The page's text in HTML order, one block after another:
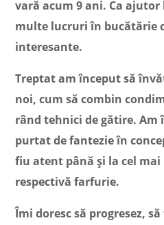
vară acum 9 ani. Ca
multe lucruri în bucătărie
interesante.
Treptat am început să
noi, cum să combin
rând tehnici de gătire. Am
purtat de fantezie în
fiu atent până și la cel
respectivă farfurie.
Îmi doresc să progresez,